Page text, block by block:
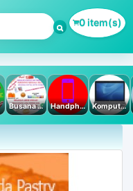
0 item(s)
Busana Muslim Handphone & Tablet Komputer PC & Laptop